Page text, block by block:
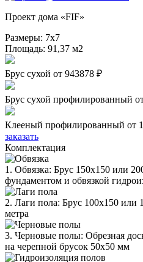
Проект дома «FIF»
Размеры: 7х7
Площадь: 91,37 м2
Брус сухой от 943878 ₽
Брус сухой профилированный
Клееный профилированный от
заказать
Комплектация
1. Обвязка: Брус 150х150 или
фундаментом и обвязкой
2. Лаги пола: Брус 100х150 или
метра
3. Черновые полы: Обрезная
на черепной брусок 50х50 мм